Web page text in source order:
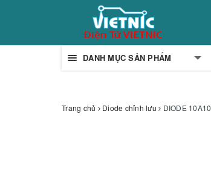
DANH MỤC SẢN PHẨM
Trang chủ Diode chỉnh lưu DIODE 10A10